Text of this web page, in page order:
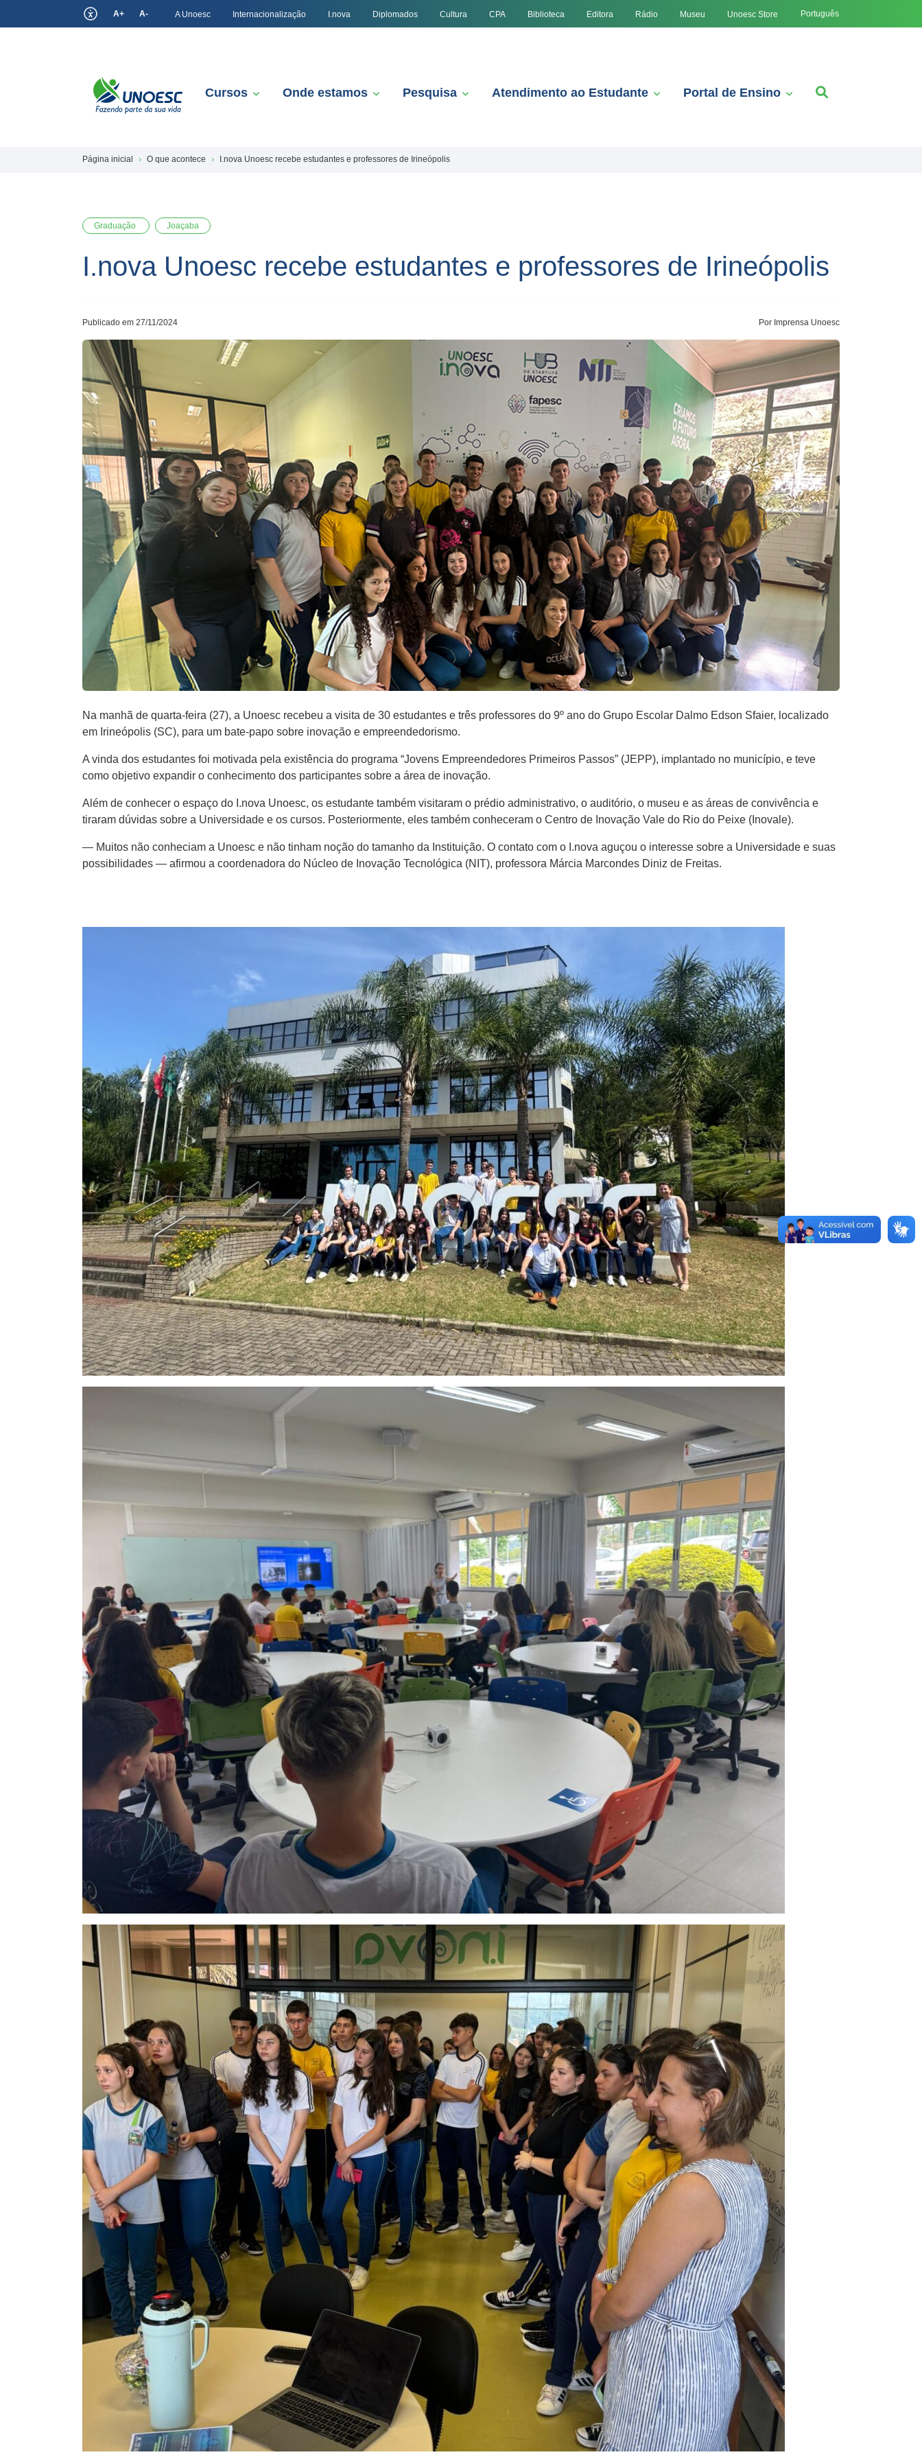
A+ A- A Unoesc Internacionalização I.nova Diplomados Cultura CPA Biblioteca Editora Rádio Museu Unoesc Store Português
Cursos Onde estamos Pesquisa Atendimento ao Estudante Portal de Ensino
Página inicial O que acontece I.nova Unoesc recebe estudantes e professores de Irineópolis
Graduação Joaçaba
I.nova Unoesc recebe estudantes e professores de Irineópolis
Publicado em 27/11/2024 Por Imprensa Unoesc
Na manhã de quarta-feira (27), a Unoesc recebeu a visita de 30 estudantes e três professores do 9º ano do Grupo Escolar Dalmo Edson Sfaier, localizado
em Irineópolis (SC), para um bate-papo sobre inovação e empreendedorismo.
A vinda dos estudantes foi motivada pela existência do programa “Jovens Empreendedores Primeiros Passos” (JEPP), implantado no município, e teve
como objetivo expandir o conhecimento dos participantes sobre a área de inovação.
Além de conhecer o espaço do I.nova Unoesc, os estudante também visitaram o prédio administrativo, o auditório, o museu e as áreas de convivência e
tiraram dúvidas sobre a Universidade e os cursos. Posteriormente, eles também conheceram o Centro de Inovação Vale do Rio do Peixe (Inovale).
— Muitos não conheciam a Unoesc e não tinham noção do tamanho da Instituição. O contato com o I.nova aguçou o interesse sobre a Universidade e suas
possibilidades — afirmou a coordenadora do Núcleo de Inovação Tecnológica (NIT), professora Márcia Marcondes Diniz de Freitas.